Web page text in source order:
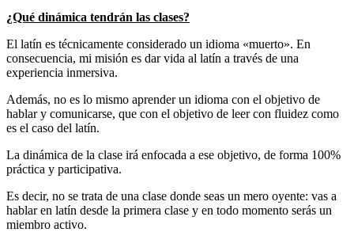
¿Qué dinámica tendrán las clases?
El latín es técnicamente considerado un idioma «muerto». En
consecuencia, mi misión es dar vida al latín a través de una
experiencia inmersiva.
Además, no es lo mismo aprender un idioma con el objetivo de
hablar y comunicarse, que con el objetivo de leer con fluidez como
es el caso del latín.
La dinámica de la clase irá enfocada a ese objetivo, de forma 100%
práctica y participativa.
Es decir, no se trata de una clase donde seas un mero oyente: vas a
hablar en latín desde la primera clase y en todo momento serás un
miembro activo.